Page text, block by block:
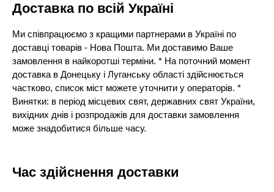
Доставка по всій Україні
Ми співпрацюємо з кращими партнерами в Україні по
доставці товарів - Нова Пошта. Ми доставимо Ваше
замовлення в найкоротші терміни. * На поточний момент
доставка в Донецьку і Луганську області здійснюється
частково, список міст можете уточнити у операторів. *
Винятки: в період місцевих свят, державних свят України,
вихідних днів і розпродажів для доставки замовлення
може знадобитися більше часу.
Час здійснення доставки